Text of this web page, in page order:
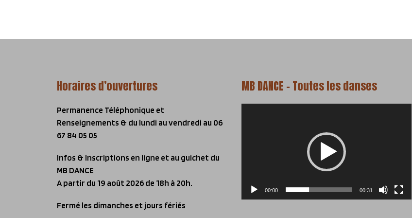
Horaires d’ouvertures
Permanence Téléphonique et
Renseignements & du lundi au vendredi au 06
67 84 05 05
Infos & Inscriptions en ligne et au guichet du
MB DANCE
A partir du 19 août 2026 de 18h à 20h.
Fermé les dimanches et jours fériés
MB DANCE – Toutes les danses
00:00 00:31